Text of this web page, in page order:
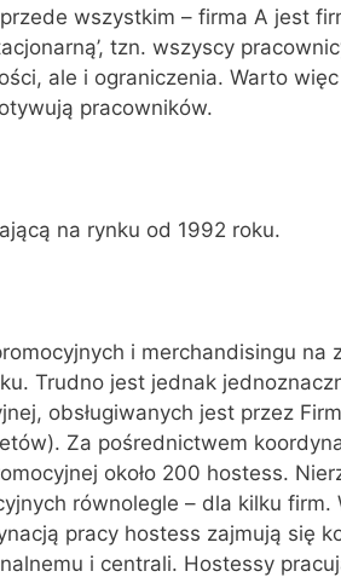
wszystkim – firma A jest
tzn. wszyscy
ale i ograniczenia. Warto
pracowników.
na rynku od 1992 roku.
i merchandisingu na
Trudno jest jednak
obsługiwanych jest przez
Za pośrednictwem
około 200 hostess.
równolegle – dla kilku firm.
pracy hostess zajmują się
i centrali. Hostessy